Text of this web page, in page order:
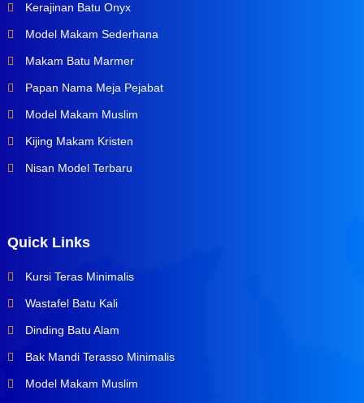
Kerajinan Batu Onyx
Model Makam Sederhana
Makam Batu Marmer
Papan Nama Meja Pejabat
Model Makam Muslim
Kijing Makam Kristen
Nisan Model Terbaru
Quick Links
Kursi Teras Minimalis
Wastafel Batu Kali
Dinding Batu Alam
Bak Mandi Terasso Minimalis
Model Makam Muslim